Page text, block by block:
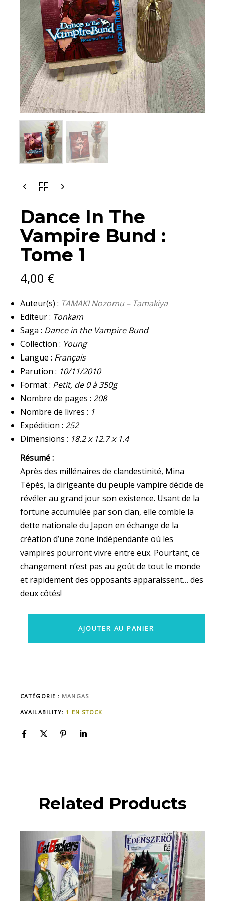
Dance In The
Vampire Bund :
Tome 1
4,00 €
Auteur(s) : TAMAKI Nozomu– Tamakiya
Editeur : Tonkam
Saga : Dance in the Vampire Bund
Collection : Young
Langue : Français
Parution : 10/11/2010
Format : Petit, de 0 à 350g
Nombre de pages : 208
Nombre de livres : 1
Expédition : 252
Dimensions : 18.2 x 12.7 x 1.4
Résumé :
Après des millénaires de clandestinité, Mina
Tépès, la dirigeante du peuple vampire décide de
révéler au grand jour son existence. Usant de la
fortune accumulée par son clan, elle comble la
dette nationale du Japon en échange de la
création d’une zone indépendante où les
vampires pourront vivre entre eux. Pourtant, ce
changement n’est pas au goût de tout le monde
et rapidement des opposants apparaissent… des
deux côtés!
DANCE
VAMPIRE
BUND
TOME
QUANTITY
AJOUTER AU PANIER
CATÉGORIE : MANGAS
AVAILABILITY: 1 EN STOCK
Related Products